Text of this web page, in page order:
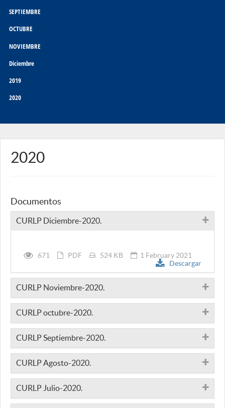
SEPTIEMBRE
OCTUBRE
NOVIEMBRE
Diciembre
2019
2020
2020
Documentos
CURLP Diciembre-2020.
671 PDF 524 KB
1 February 2021
Descargar
CURLP Noviembre-2020.
CURLP octubre-2020.
CURLP Septiembre-2020.
CURLP Agosto-2020.
CURLP Julio-2020.